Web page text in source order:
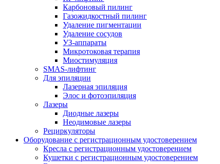
Карбоновый пилинг
Газожидкостный пилинг
Удаление пигментации
Удаление сосудов
УЗ-аппараты
Микротоковая терапия
Миостимуляция
SMAS-лифтинг
Для эпиляции
Лазерная эпиляция
Элос и фотоэпиляция
Лазеры
Диодные лазеры
Неодимовые лазеры
Рециркуляторы
Оборудование с регистрационным удостоверением
Кресла с регистрационным удостоверением
Кушетки с регистрационным удостоверением